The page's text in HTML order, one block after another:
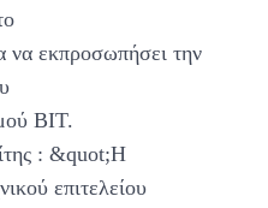
να εκπροσωπήσει την
ΒΙΤ.
: &quot;Η
επιτελείου